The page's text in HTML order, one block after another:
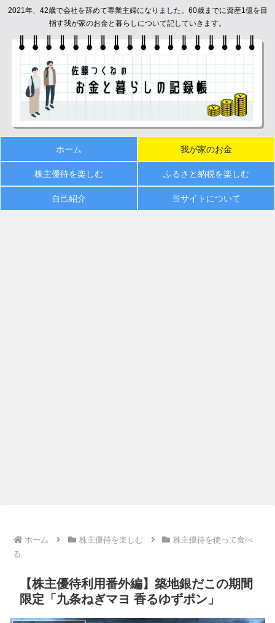
2021年、42歳で会社を辞めて専業主婦になりました。60歳までに資産1億を目
指す我が家のお金と暮らしについて記していきます。
ホーム 我が家のお金
株主優待を楽しむ ふるさと納税を楽しむ
自己紹介 当サイトについて
ホーム 株主優待を楽しむ
株主優待を使って食べ
る
【株主優待利用番外編】築地銀だこの期間
限定「九条ねぎマヨ 香るゆずポン」